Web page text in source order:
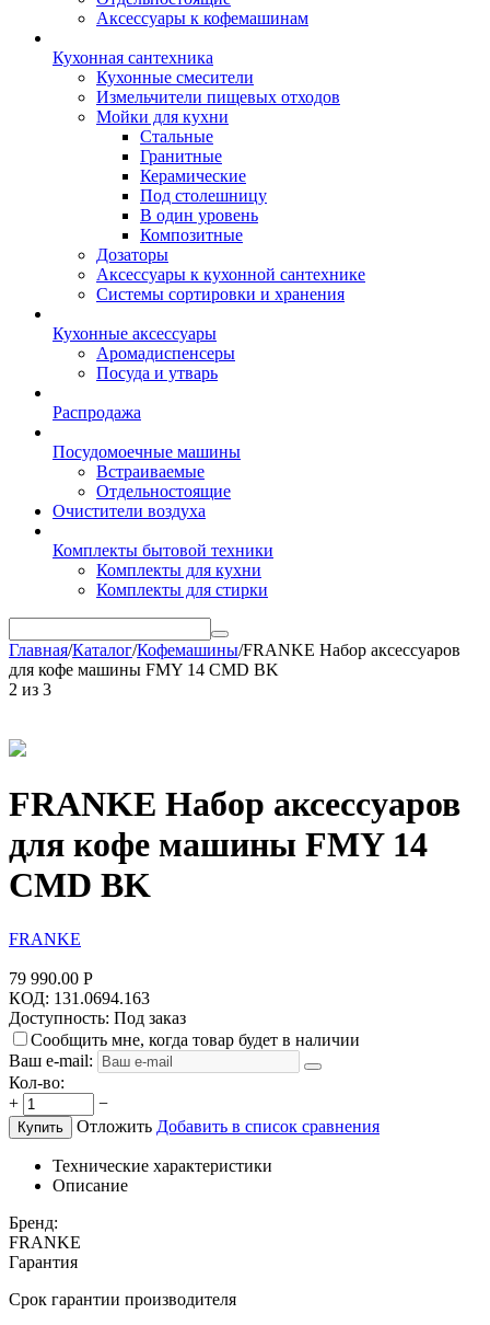
Аксессуары к кофемашинам
Кухонная сантехника
Кухонные смесители
Измельчители пищевых отходов
Мойки для кухни
Стальные
Гранитные
Керамические
Под столешницу
В один уровень
Композитные
Дозаторы
Аксессуары к кухонной сантехнике
Системы сортировки и хранения
Кухонные аксессуары
Аромадиспенсеры
Посуда и утварь
Распродажа
Посудомоечные машины
Встраиваемые
Отдельностоящие
Очистители воздуха
Комплекты бытовой техники
Комплекты для кухни
Комплекты для стирки
Главная/Каталог/Кофемашины/FRANKE Набор аксессуаров
для кофе машины FMY 14 CMD BK
2 из 3
FRANKE Набор аксессуаров
для кофе машины FMY 14
CMD BK
FRANKE
79 990.00 Р
КОД: 131.0694.163
Доступность: Под заказ
Сообщить мне, когда товар будет в наличии
Ваш e-mail:
Кол-во:
+
−
Купить Отложить Добавить в список сравнения
Технические характеристики
Описание
Бренд:
FRANKE
Гарантия
Срок гарантии производителя